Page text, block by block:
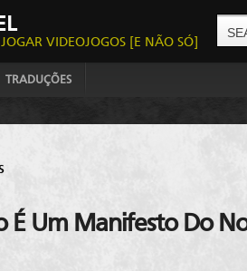
VIDEOJOGOS [E NÃO SÓ]
TRADUÇÕES
É Um Manifesto Do